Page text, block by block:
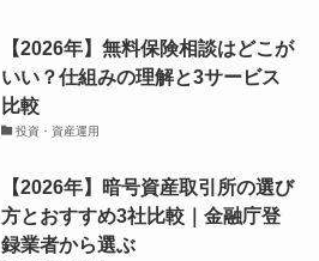
【2026年】無料保険相談はどこが
いい？仕組みの理解と3サービス
比較
投資・資産運用
【2026年】暗号資産取引所の選び
方とおすすめ3社比較｜金融庁登
録業者から選ぶ